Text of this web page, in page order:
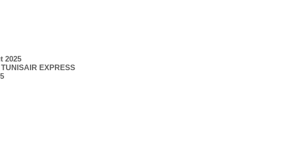
2025
EXPRESS